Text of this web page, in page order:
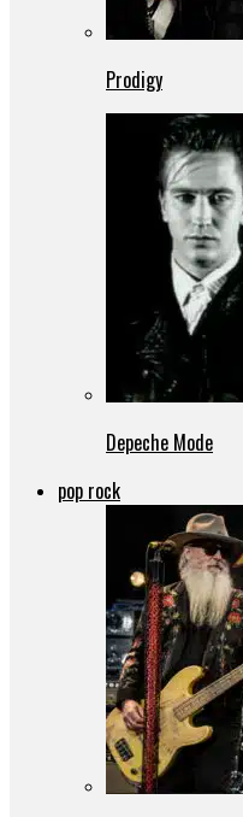
Prodigy
Depeche Mode
pop rock